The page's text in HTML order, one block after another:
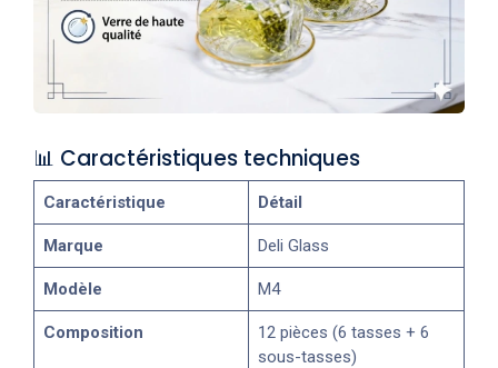
📊 Caractéristiques techniques
Caractéristique Détail
Marque Deli Glass
Modèle M4
Composition
12 pièces (6 tasses + 6
sous-tasses)